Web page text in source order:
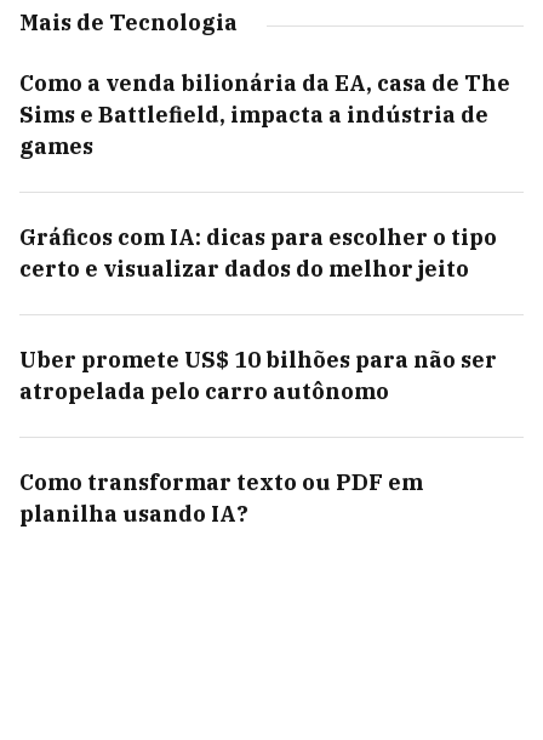
Mais de Tecnologia
Como a venda bilionária da EA, casa de The
Sims e Battlefield, impacta a indústria de
games
Gráficos com IA: dicas para escolher o tipo
certo e visualizar dados do melhor jeito
Uber promete US$ 10 bilhões para não ser
atropelada pelo carro autônomo
Como transformar texto ou PDF em
planilha usando IA?